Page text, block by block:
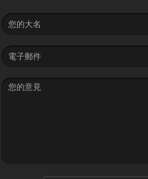
Name
Email
address
Message